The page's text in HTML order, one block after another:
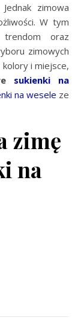
zimowa
W tym
oraz
zimowych
i miejsce,
sukienki na
na wesele ze
zimę
na